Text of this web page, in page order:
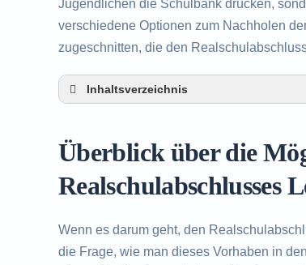
Jugendlichen die Schulbank drücken,
verschiedene Optionen zum Nachholen
zugeschnitten, die den
Inhaltsverzeichnis
Beratung in Leipzig rund um das
Überblick über die
Realschulabschlusses
Wenn es darum geht, den
die Frage, wie man dieses Vorhaben in